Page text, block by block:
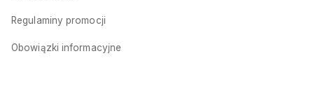
Regulaminy promocji
Obowiązki informacyjne